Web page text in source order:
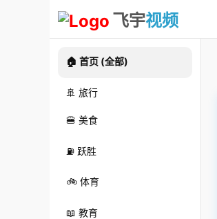
飞宇视频
🏠 首页 (全部)
🚢 旅行
🍔 美食
⛽ 跃胜
🚲 体育
📖 教育